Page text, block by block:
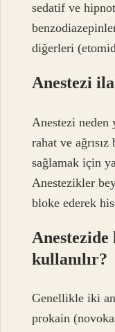
sedatif ve
diğerleri
Anestezi
Anestezi neden
rahat ve
sağlamak için
Anestezikler
bloke ederek
kullanılır?
Genellikle iki
prokain